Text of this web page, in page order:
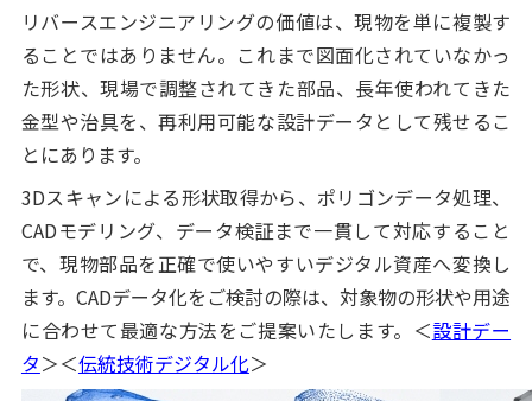
リバースエンジニアリングの価値は、現物を単に複製す
ることではありません。これまで図面化されていなかっ
た形状、現場で調整されてきた部品、長年使われてきた
金型や治具を、再利用可能な設計データとして残せるこ
とにあります。
3Dスキャンによる形状取得から、ポリゴンデータ処理、
CADモデリング、データ検証まで一貫して対応すること
で、現物部品を正確で使いやすいデジタル資産へ変換し
ます。CADデータ化をご検討の際は、対象物の形状や用途
に合わせて最適な方法をご提案いたします。＜設計デー
タ＞＜伝統技術デジタル化＞